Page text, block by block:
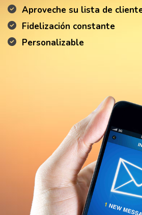
Aproveche su lista de
Fidelización constante
Personalizable